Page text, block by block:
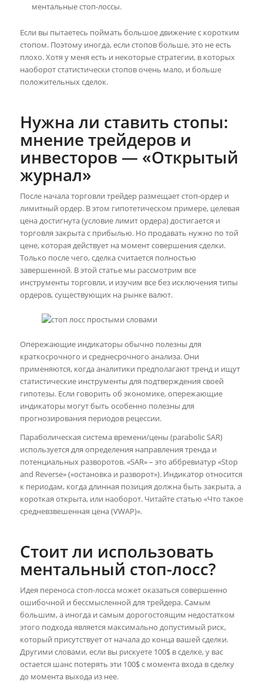
ментальные стоп-лоссы.
Если вы пытаетесь поймать большое движение с коротким
стопом. Поэтому иногда, если стопов больше, это не есть
плохо. Хотя у меня есть и некоторые стратегии, в которых
наоборот статистически стопов очень мало, и больше
положительных сделок.
Нужна ли ставить стопы:
мнение трейдеров и
инвесторов — «Открытый
журнал»
После начала торговли трейдер размещает стоп-ордер и
лимитный ордер. В этом гипотетическом примере, целевая
цена достигнута (условие лимит ордера) достигается и
торговля закрыта с прибылью. Но продавать нужно по той
цене, которая действует на момент совершения сделки.
Только после чего, сделка считается полностью
завершенной. В этой статье мы рассмотрим все
инструменты торговли, и изучим все без исключения типы
ордеров, существующих на рынке валют.
Опережающие индикаторы обычно полезны для
краткосрочного и среднесрочного анализа. Они
применяются, когда аналитики предполагают тренд и ищут
статистические инструменты для подтверждения своей
гипотезы. Если говорить об экономике, опережающие
индикаторы могут быть особенно полезны для
прогнозирования периодов рецессии.
Параболическая система времени/цены (parabolic SAR)
используется для определения направления тренда и
потенциальных разворотов. «SAR» – это аббревиатур «Stop
and Reverse» («остановка и разворот»). Индикатор относится
к периодам, когда длинная позиция должна быть закрыта, а
короткая открыта, или наоборот. Читайте статью «Что такое
средневзвешенная цена (VWAP)».
Стоит ли использовать
ментальный стоп-лосс?
Идея переноса стоп-лосса может оказаться совершенно
ошибочной и бессмысленной для трейдера. Самым
большим, а иногда и самым дорогостоящим недостатком
этого подхода является максимально допустимый риск,
который присутствует от начала до конца вашей сделки.
Другими словами, если вы рискуете 100$ в сделке, у вас
остается шанс потерять эти 100$ с момента входа в сделку
до момента выхода из нее.